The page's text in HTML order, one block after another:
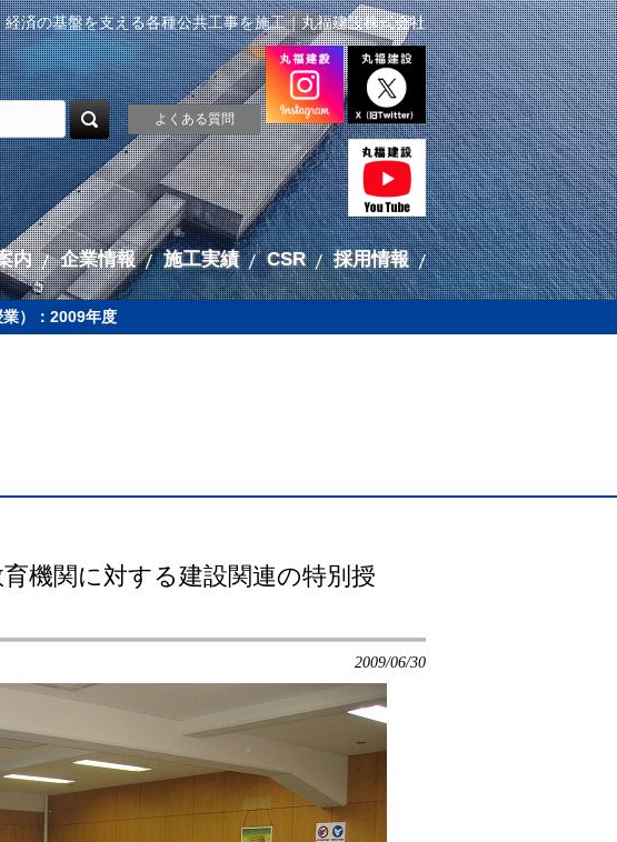
経済の基盤を支える各種公共工事を施工｜丸福建設株式会社
よくある質問
内 企業情報 施工実績 CSR 採用情報
）：2009年度
機関に対する建設関連の特別授
2009/06/30